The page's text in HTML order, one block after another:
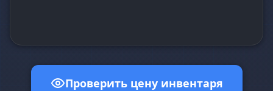
Проверить цену инвентаря